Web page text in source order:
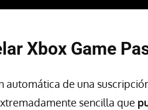
Xbox Game
automática de una
sencilla que